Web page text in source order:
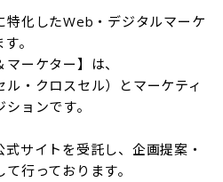
特化したWeb・デジタルマーケ
。
ーケター】は、
・クロスセル）とマーケティ
ョンです。
サイトを受託し、企画提案・
行っております。